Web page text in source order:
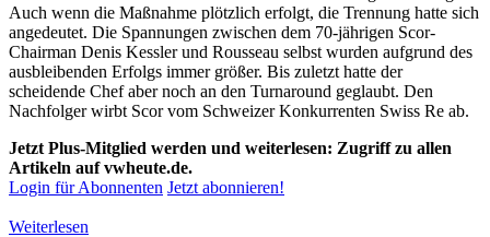
Auch wenn die Maßnahme plötzlich erfolgt, die Trennung hatte sich
angedeutet. Die Spannungen zwischen dem 70-jährigen Scor-
Chairman Denis Kessler und Rousseau selbst wurden aufgrund des
ausbleibenden Erfolgs immer größer. Bis zuletzt hatte der
scheidende Chef aber noch an den Turnaround geglaubt. Den
Nachfolger wirbt Scor vom Schweizer Konkurrenten Swiss Re ab.
Jetzt Plus-Mitglied werden und weiterlesen: Zugriff zu allen
Artikeln auf vwheute.de.
Login für Abonnenten Jetzt abonnieren!
Weiterlesen